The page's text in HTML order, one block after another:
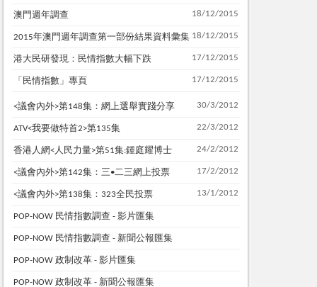
澳門週年調查 18/12/2015
2015年澳門週年調查第一部份結果資料彙集 18/12/2015
港大民研發現：民情指數大幅下跌 17/12/2015
「民情指數」專頁 17/12/2015
<議會內外>第148集：網上選舉實踐分享 30/3/2012
ATV<我要做特首2>第135集 22/3/2012
香港人網<人民力量>第51集:鍾庭耀博士 24/2/2012
<議會內外>第142集：三•二三網上投票 17/2/2012
<議會內外>第138集：323全民投票 13/1/2012
POP-NOW 民情指數調查 - 影片匯集
POP-NOW 民情指數調查 - 新聞公報匯集
POP-NOW 政制改革 - 影片匯集
POP-NOW 政制改革 - 新聞公報匯集